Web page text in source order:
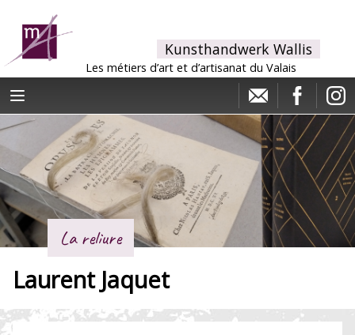
Kunsthandwerk Wallis
Les métiers d’art et d’artisanat du Valais
La reliure
Laurent Jaquet